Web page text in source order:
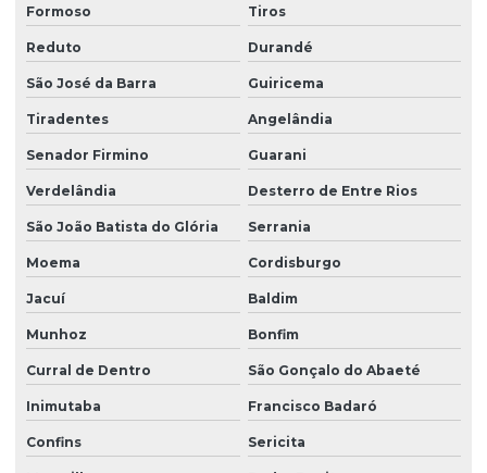
Formoso Tiros
Reduto Durandé
São José da Barra Guiricema
Tiradentes Angelândia
Senador Firmino Guarani
Verdelândia Desterro de Entre Rios
São João Batista do Glória Serrania
Moema Cordisburgo
Jacuí Baldim
Munhoz Bonfim
Curral de Dentro São Gonçalo do Abaeté
Inimutaba Francisco Badaró
Confins Sericita